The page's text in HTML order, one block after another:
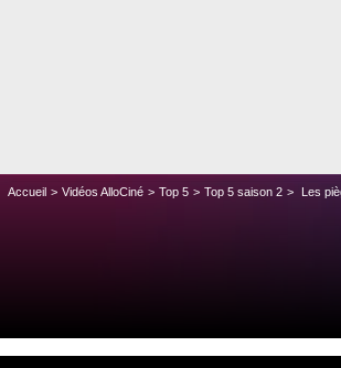
Accueil Vidéos AlloCiné Top 5 Top 5 saison 2 Les